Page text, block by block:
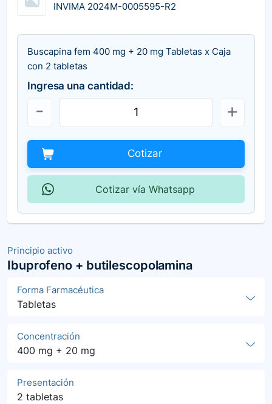
Principio activo
Ibuprofeno + butilescopolamina
Forma Farmacéutica
Tabletas
Concentración
400 mg + 20 mg
Presentación
2 tabletas
INVIMA 2024M-0005595-R2
Buscapina fem 400 mg + 20 mg Tabletas x Caja
con 2 tabletas
Ingresa una cantidad:
Cotizar
Cotizar vía Whatsapp